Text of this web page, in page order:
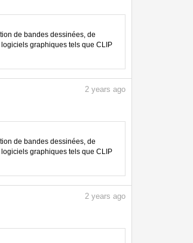
de bandes dessinées, de
graphiques tels que CLIP
2 years ago
de bandes dessinées, de
graphiques tels que CLIP
2 years ago